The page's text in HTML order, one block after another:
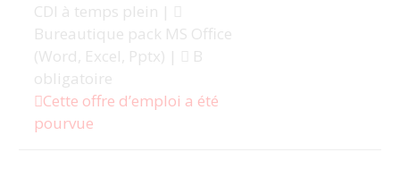
CDI à temps plein |
Bureautique pack MS Office
(Word, Excel, Pptx) |
B
obligatoire
Cette offre d’emploi a été
pourvue